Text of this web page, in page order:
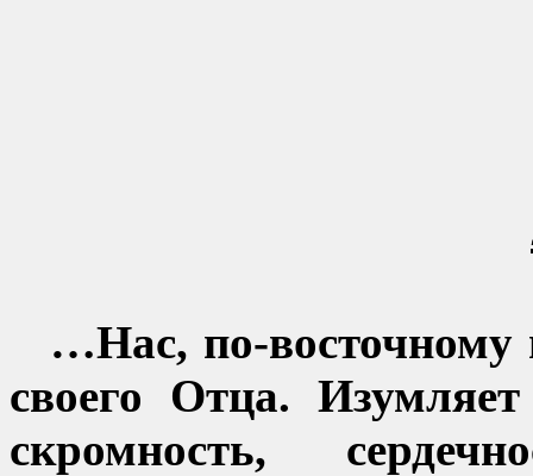
…Нас, по-восточному
своего Отца.
скромность,